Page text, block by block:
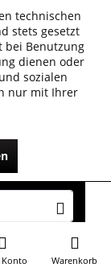
technischen
stets gesetzt
bei Benutzung
dienen oder
sozialen
nur mit Ihrer
Warenkorb